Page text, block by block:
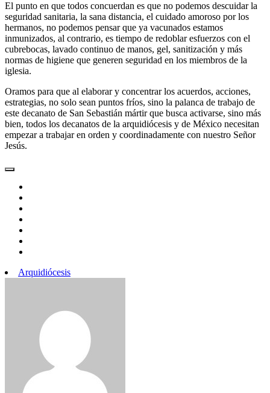
El punto en que todos concuerdan es que no podemos descuidar la
seguridad sanitaria, la sana distancia, el cuidado amoroso por los
hermanos, no podemos pensar que ya vacunados estamos
inmunizados, al contrario, es tiempo de redoblar esfuerzos con el
cubrebocas, lavado continuo de manos, gel, sanitización y más
normas de higiene que generen seguridad en los miembros de la
iglesia.
Oramos para que al elaborar y concentrar los acuerdos, acciones,
estrategias, no solo sean puntos fríos, sino la palanca de trabajo de
este decanato de San Sebastián mártir que busca activarse, sino más
bien, todos los decanatos de la arquidiócesis y de México necesitan
empezar a trabajar en orden y coordinadamente con nuestro Señor
Jesús.
Arquidiócesis